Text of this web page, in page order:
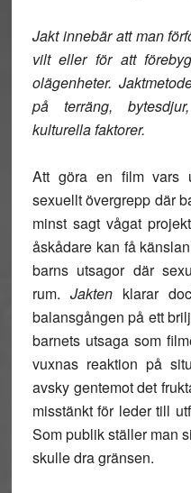
Jakt innebär att man
vilt eller för att
olägenheter.
på terräng,
kulturella faktorer.
Att göra en film vars
sexuellt övergrepp där
minst sagt vågat
åskådare kan få
barns utsagor där
rum. Jakten klarar
balansgången på ett
barnets utsaga som
vuxnas reaktion på
avsky gentemot det
misstänkt för leder till
Som publik ställer man
skulle dra gränsen.